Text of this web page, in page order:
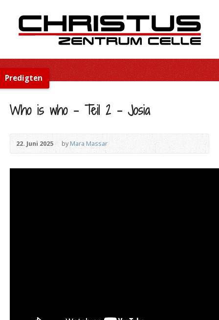
Predigten
Who is who – Teil 2 – Josia
22. Juni 2025 byMara Massar